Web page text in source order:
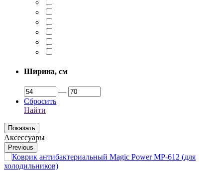
Ширина, см
—
Сбросить
Найти
Аксессуары
Previous